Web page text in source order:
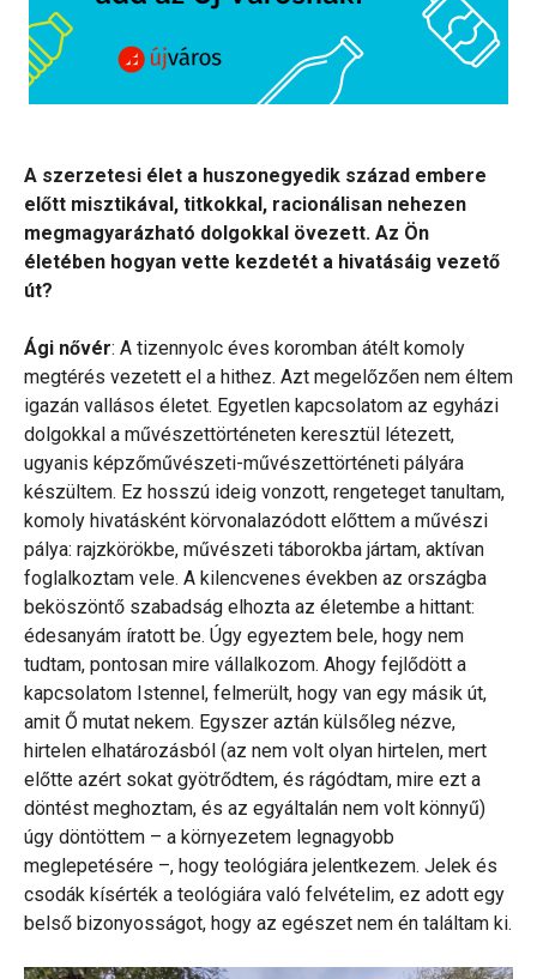
A szerzetesi élet a huszonegyedik század embere
előtt misztikával, titkokkal, racionálisan nehezen
megmagyarázható dolgokkal övezett. Az Ön
életében hogyan vette kezdetét a hivatásáig vezető
út?
Ági nővér: A tizennyolc éves koromban átélt komoly
megtérés vezetett el a hithez. Azt megelőzően nem éltem
igazán vallásos életet. Egyetlen kapcsolatom az egyházi
dolgokkal a művészettörténeten keresztül létezett,
ugyanis képzőművészeti-művészettörténeti pályára
készültem. Ez hosszú ideig vonzott, rengeteget tanultam,
komoly hivatásként körvonalazódott előttem a művészi
pálya: rajzkörökbe, művészeti táborokba jártam, aktívan
foglalkoztam vele. A kilencvenes években az országba
beköszöntő szabadság elhozta az életembe a hittant:
édesanyám íratott be. Úgy egyeztem bele, hogy nem
tudtam, pontosan mire vállalkozom. Ahogy fejlődött a
kapcsolatom Istennel, felmerült, hogy van egy másik út,
amit Ő mutat nekem. Egyszer aztán külsőleg nézve,
hirtelen elhatározásból (az nem volt olyan hirtelen, mert
előtte azért sokat gyötrődtem, és rágódtam, mire ezt a
döntést meghoztam, és az egyáltalán nem volt könnyű)
úgy döntöttem – a környezetem legnagyobb
meglepetésére –, hogy teológiára jelentkezem. Jelek és
csodák kísérték a teológiára való felvételim, ez adott egy
belső bizonyosságot, hogy az egészet nem én találtam ki.